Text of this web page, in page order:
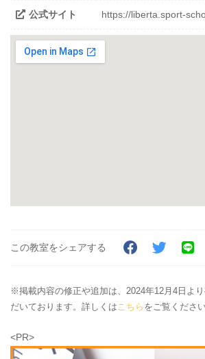
公式サイト https://liberta.sport-
この教室をシェアする
※掲載内容の修正や追加は、2024年12月4日よ
だいております。詳しくはこちら をご覧ください
<PR>